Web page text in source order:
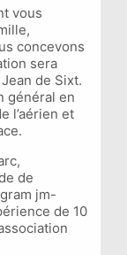
vous
concevons
sera
de Sixt.
général en
l’aérien et
de
jm-
de 10